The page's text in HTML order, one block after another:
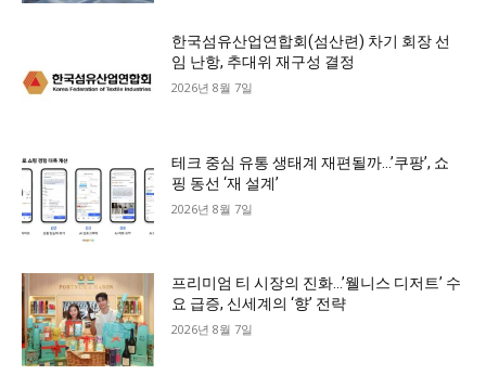
한국섬유산업연합회(섬산련) 차기 회장 선
임 난항, 추대위 재구성 결정
2026년 8월 7일
테크 중심 유통 생태계 재편될까…’쿠팡’, 쇼
핑 동선 ‘재 설계’
2026년 8월 7일
프리미엄 티 시장의 진화…’웰니스 디저트’ 수
요 급증, 신세계의 ‘향’ 전략
2026년 8월 7일